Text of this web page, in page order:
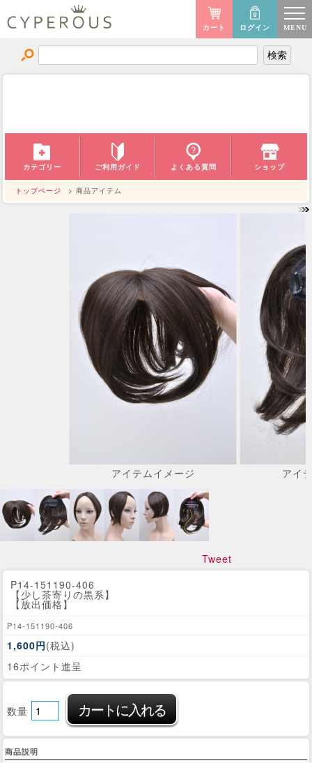
MENU
ログイン
カート
カテゴリー ご利用ガイド よくある質問 ショップ
トップページ > 商品アイテム
アイテムイメージ アイ
Tweet
P14-151190-406
【少し茶寄りの黒系】
【放出価格】
P14-151190-406
1,600円(税込)
16ポイント進呈
数量
商品説明